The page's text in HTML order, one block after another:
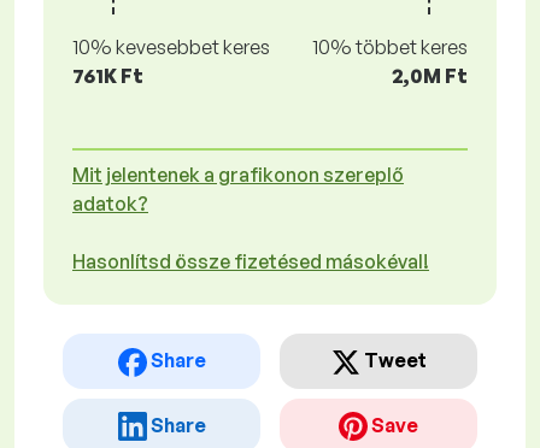
10% kevesebbet keres
761K Ft
10% többet keres
2,0M Ft
Mit jelentenek a grafikonon szereplő
adatok?
Hasonlítsd össze fizetésed másokéval!
Share Tweet
Share Save